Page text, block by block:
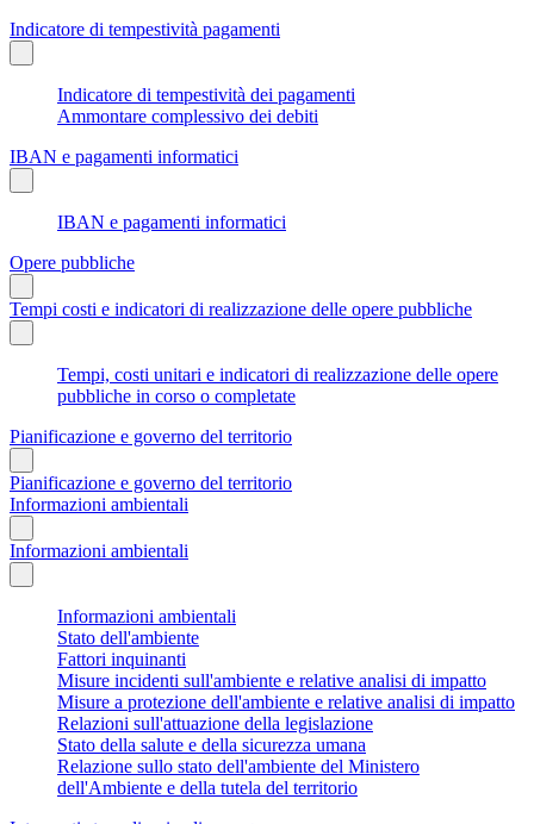
Indicatore di tempestività pagamenti
Indicatore di tempestività dei pagamenti
Ammontare complessivo dei debiti
IBAN e pagamenti informatici
IBAN e pagamenti informatici
Opere pubbliche
Tempi costi e indicatori di realizzazione delle opere pubbliche
Tempi, costi unitari e indicatori di realizzazione delle opere
pubbliche in corso o completate
Pianificazione e governo del territorio
Pianificazione e governo del territorio
Informazioni ambientali
Informazioni ambientali
Informazioni ambientali
Stato dell'ambiente
Fattori inquinanti
Misure incidenti sull'ambiente e relative analisi di impatto
Misure a protezione dell'ambiente e relative analisi di impatto
Relazioni sull'attuazione della legislazione
Stato della salute e della sicurezza umana
Relazione sullo stato dell'ambiente del Ministero
dell'Ambiente e della tutela del territorio